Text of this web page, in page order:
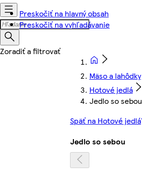
Preskočiť na hlavný obsah
Preskočiť na vyhľadávanie
Mäso a lahôdky
Hotové jedlá
Jedlo so sebou
Späť na Hotové jedlá
Jedlo so sebou